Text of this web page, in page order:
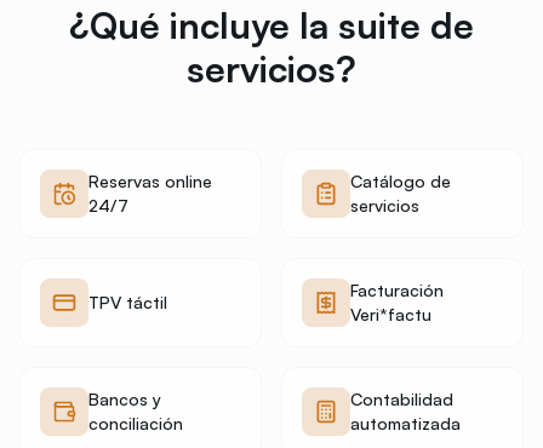
¿Qué incluye la suite de
servicios?
Reservas online
24/7
Catálogo de
servicios
TPV táctil
Facturación
Veri*factu
Bancos y
conciliación
Contabilidad
automatizada